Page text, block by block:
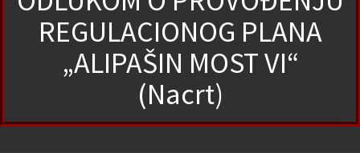
REGULACIONOG PLANA
„ALIPAŠIN MOST VI“
(Nacrt)